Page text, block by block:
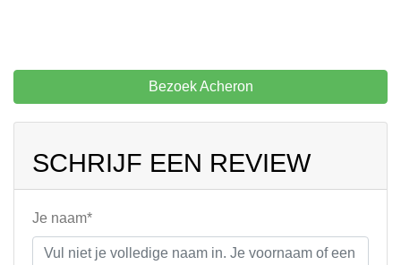
Bezoek Acheron
SCHRIJF EEN REVIEW
Je naam*